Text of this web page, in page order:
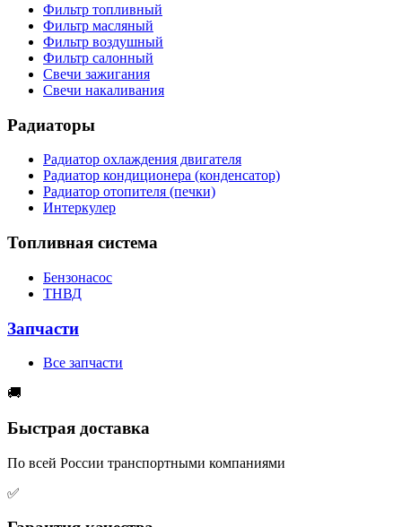
Фильтр топливный
Фильтр масляный
Фильтр воздушный
Фильтр салонный
Свечи зажигания
Свечи накаливания
Радиаторы
Радиатор охлаждения двигателя
Радиатор кондиционера (конденсатор)
Радиатор отопителя (печки)
Интеркулер
Топливная система
Бензонасос
ТНВД
Запчасти
Все запчасти
🚚
Быстрая доставка
По всей России транспортными компаниями
✅